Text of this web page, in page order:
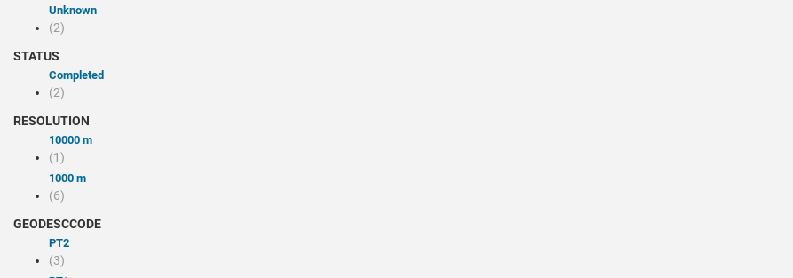
Unknown
(2)
STATUS
Completed
(2)
RESOLUTION
10000 m
(1)
1000 m
(6)
GEODESCCODE
PT2
(3)